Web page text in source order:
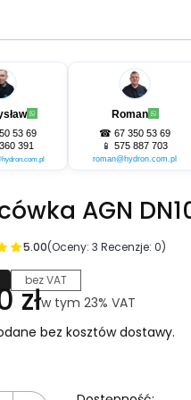
53 69
391
Roman
☎ 67 350 53 69
📱 575 887 703
roman@hydron.com.pl
AGN
5.00(Oceny: 3 Recenzje: 0)
bez VAT
złw tym 23% VAT
w tym 23% VAT
bez kosztów dostawy.